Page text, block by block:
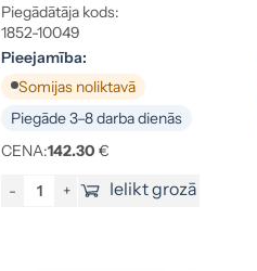
Piegādātāja kods:
1852-10049
Pieejamība:
Somijas noliktavā
Piegāde 3–8 darba dienās
CENA:142.30 €
- + Ielikt grozā